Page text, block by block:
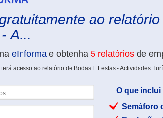
ao
A...
eInforma e obtenha 5 relatórios de
acesso ao relatório de Bodas E Festas - Actividades
O que inclui
Semáforo